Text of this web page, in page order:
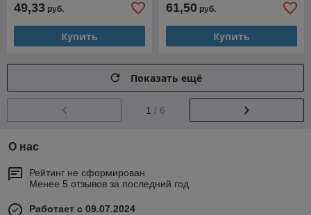
49,33 руб.
Купить
61,50 руб.
Купить
Показать ещё
1 / 6
О нас
Рейтинг не сформирован
Менее 5 отзывов за последний год
Работает с 09.07.2024